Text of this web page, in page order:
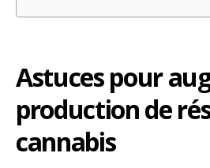
Astuces pour
production de
cannabis